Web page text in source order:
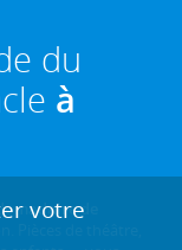
du
à
de
Pièces de théâtre,
votre